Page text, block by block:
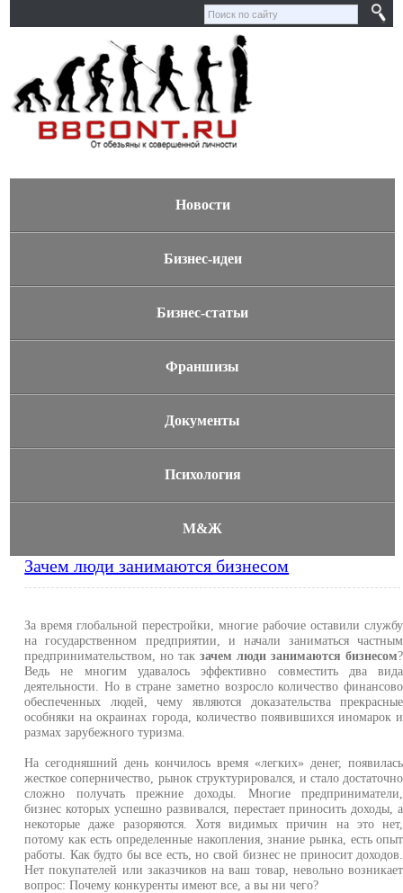
Новости
Бизнес-идеи
Бизнес-статьи
Франшизы
Документы
Психология
М&Ж
Зачем люди занимаются бизнесом
За время глобальной перестройки, многие рабочие оставили службу
на государственном предприятии, и начали заниматься частным
предпринимательством, но такзачем люди занимаются бизнесом?
Ведь не многим удавалось эффективно совместить два вида
деятельности. Но в стране заметно возросло количество финансово
обеспеченных людей, чему являются доказательства прекрасные
особняки на окраинах города, количество появившихся иномарок и
размах зарубежного туризма.
На сегодняшний день кончилось время «легких» денег, появилась
жесткое соперничество, рынок структурировался, и стало достаточно
сложно получать прежние доходы. Многие предприниматели,
бизнес которых успешно развивался, перестает приносить доходы, а
некоторые даже разоряются. Хотя видимых причин на это нет,
потому как есть определенные накопления, знание рынка, есть опыт
работы. Как будто бы все есть, но свой бизнес не приносит доходов.
Нет покупателей или заказчиков на ваш товар, невольно возникает
вопрос: Почему конкуренты имеют все, а вы ни чего?